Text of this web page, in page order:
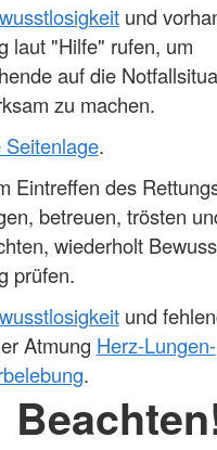
und
laut "Hilfe" rufen, um
auf die
zu machen.
Seitenlage.
Eintreffen des
betreuen, trösten
wiederholt
prüfen.
und
Atmung Herz-Lungen-
.